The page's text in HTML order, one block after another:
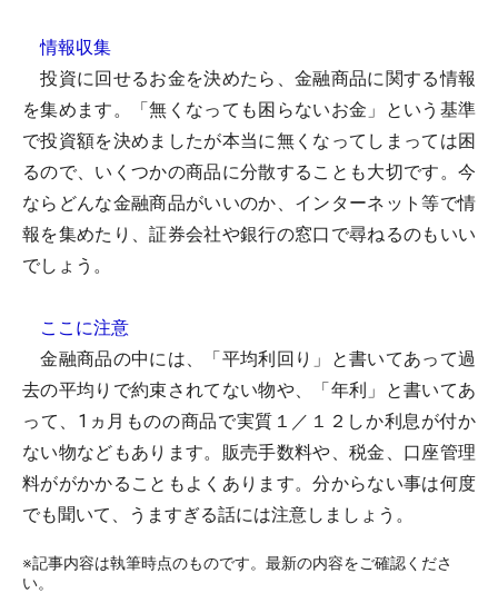
情報収集
投資に回せるお金を決めたら、金融商品に関する情報
を集めます。「無くなっても困らないお金」という基準
で投資額を決めましたが本当に無くなってしまっては困
るので、いくつかの商品に分散することも大切です。今
ならどんな金融商品がいいのか、インターネット等で情
報を集めたり、証券会社や銀行の窓口で尋ねるのもいい
でしょう。
ここに注意
金融商品の中には、「平均利回り」と書いてあって過
去の平均りで約束されてない物や、「年利」と書いてあ
って、1ヵ月ものの商品で実質１／１２しか利息が付か
ない物などもあります。販売手数料や、税金、口座管理
料ががかかることもよくあります。分からない事は何度
でも聞いて、うますぎる話には注意しましょう。
※記事内容は執筆時点のものです。最新の内容をご確認くださ
い。